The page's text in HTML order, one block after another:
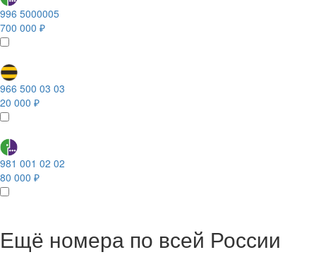
996 5000005
700 000 ₽
966 500 03 03
20 000 ₽
981 001 02 02
80 000 ₽
Ещё номера по всей России